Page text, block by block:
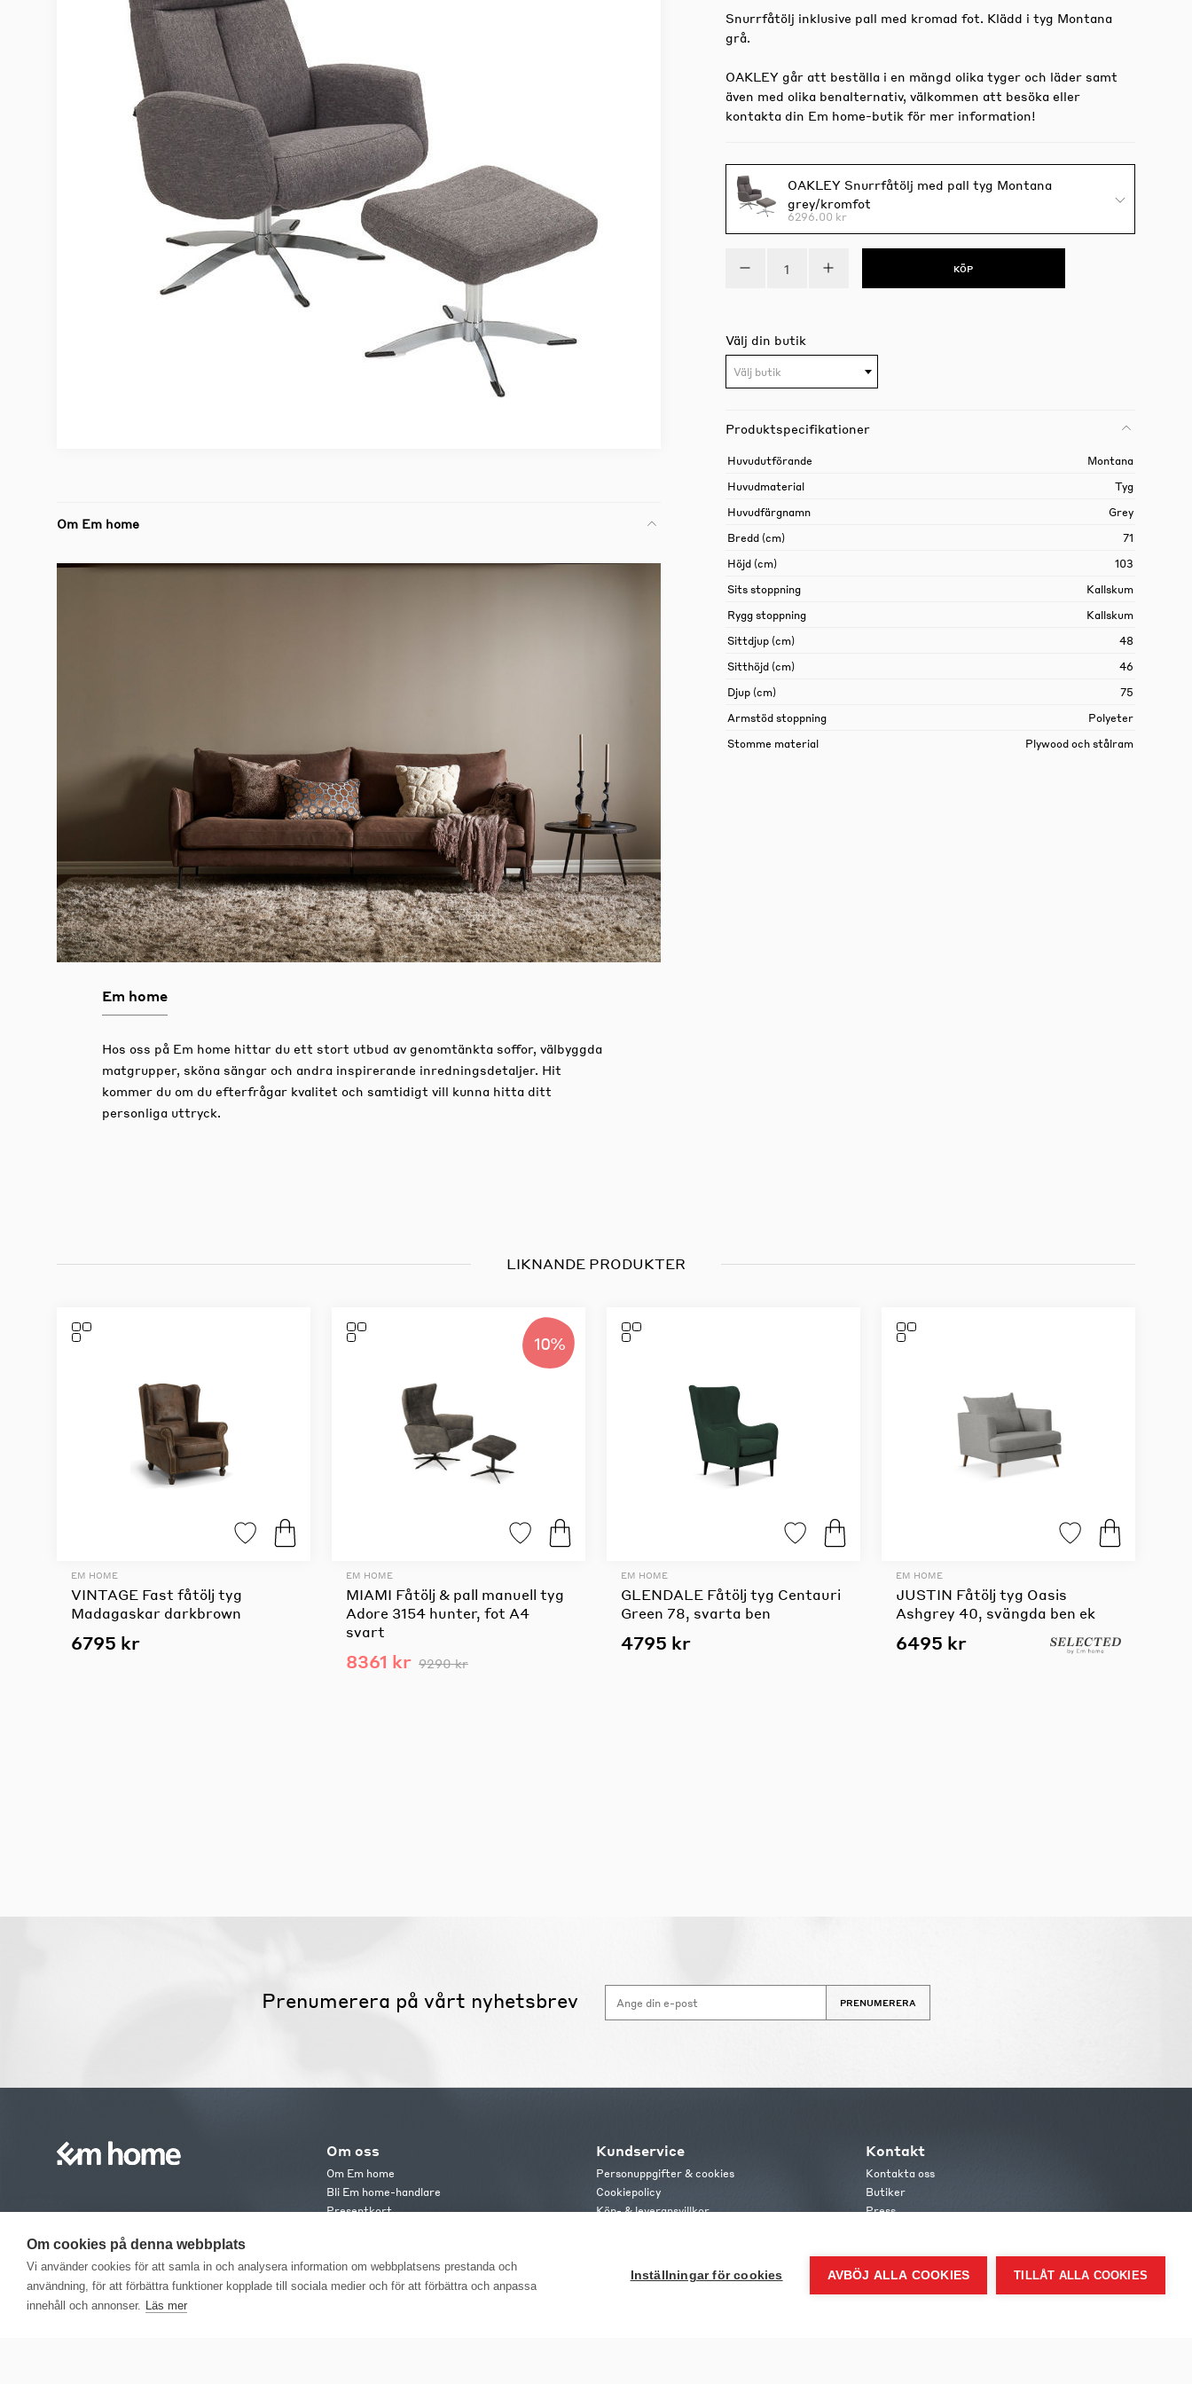
Möbelvård
Möbel och textilvård
Om Em home
Em home
Hos oss på Em home hittar du ett stort utbud av genomtänkta soffor, välbyggda
matgrupper, sköna sängar och andra inspirerande inredningsdetaljer. Hit
kommer du om du efterfrågar kvalitet och samtidigt vill kunna hitta ditt
personliga uttryck.
Snurrfåtölj inklusive pall med kromad fot. Klädd i tyg Montana
grå.
OAKLEY går att beställa i en mängd olika tyger och läder samt
även med olika benalternativ, välkommen att besöka eller
kontakta din Em home-butik för mer information!
OAKLEY Snurrfåtölj med pall tyg Montana
grey/kromfot
6296.00 kr
KÖP
Välj din butik
Välj butik
Produktspecifikationer
Huvudutförande
Montana
Huvudmaterial
Tyg
Huvudfärgnamn
Grey
Bredd (cm)
71
Höjd (cm)
103
Sits stoppning
Kallskum
Rygg stoppning
Kallskum
Sittdjup (cm)
48
Sitthöjd (cm)
46
Djup (cm)
75
Armstöd stoppning
Polyeter
Stomme material
Plywood och stålram
LIKNANDE PRODUKTER
EM HOME
VINTAGE Fast fåtölj tyg
Madagaskar darkbrown
6795 kr
10%
EM HOME
MIAMI Fåtölj & pall manuell tyg
Adore 3154 hunter, fot A4
svart
8361 kr 9290 kr
EM HOME
GLENDALE Fåtölj tyg Centauri
Green 78, svarta ben
4795 kr
EM HOME
JUSTIN Fåtölj tyg Oasis
Ashgrey 40, svängda ben ek
6495 kr
Prenumerera på vårt nyhetsbrev PRENUMERERA
Om oss
Om Em home
Bli Em home-handlare
Presentkort
Medlemsvillkor
Kundservice
Personuppgifter & cookies
Cookiepolicy
Köp- & leveransvillkor
Kontakt
Kontakta oss
Butiker
Press
Om cookies på denna webbplats
Vi använder cookies för att samla in och analysera information om webbplatsens prestanda och
användning, för att förbättra funktioner kopplade till sociala medier och för att förbättra och anpassa
innehåll och annonser. Läs mer
Inställningar för cookies AVBÖJ ALLA COOKIES TILLÅT ALLA COOKIES